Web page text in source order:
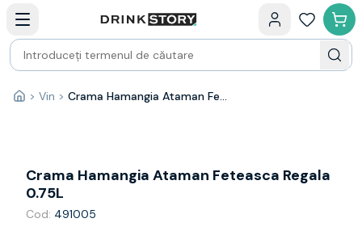
Bauturi fine — selectie
Produse Noi
Cosuri cadou
Pachete & Cadouri
Vin
Franta
Spania
Africa de Sud
Acasă
> Vin > Crama Hamangia Ataman Feteasca Regala 0.75L
Crama Hamangia Ataman Feteasca Regala
0.75L
Cod: 491005